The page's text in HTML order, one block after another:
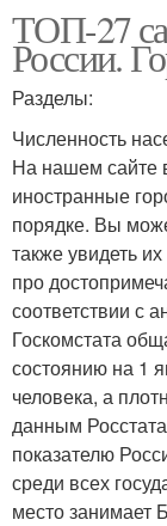
ТОП-27
России.
Разделы:
Численность
На нашем сайте
иностранные
порядке. Вы
также увидеть
про
соответствии с
Госкомстата
состоянию на 1
человека, а
данным
показателю
среди всех
место занимает